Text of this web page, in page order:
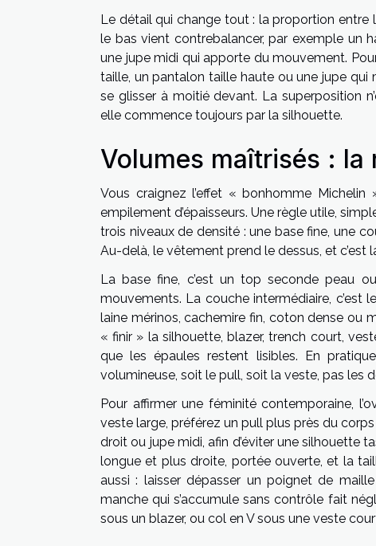
Le détail qui change tout : la proportion entre
le bas vient contrebalancer, par exemple un
une jupe midi qui apporte du mouvement.
taille, un pantalon taille haute ou une jupe qui
se glisser à moitié devant. La superposition
elle commence toujours par la silhouette.
Volumes maîtrisés : la
Vous craignez l’effet « bonhomme
empilement d’épaisseurs. Une règle utile,
trois niveaux de densité : une base fine, une
Au-delà, le vêtement prend le dessus, et c’est
La base fine, c’est un top seconde peau
mouvements. La couche intermédiaire, c’est
laine mérinos, cachemire fin, coton dense ou
« finir » la silhouette, blazer, trench court,
que les épaules restent lisibles. En
volumineuse, soit le pull, soit la veste, pas les
Pour affirmer une féminité contemporaine,
veste large, préférez un pull plus près du
droit ou jupe midi, afin d’éviter une silhouette
longue et plus droite, portée ouverte, et la
aussi : laisser dépasser un poignet de
manche qui s’accumule sans contrôle fait
sous un blazer, ou col en V sous une veste